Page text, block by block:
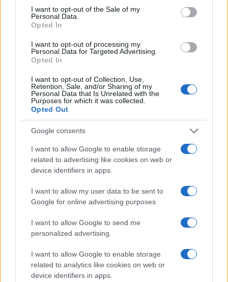
consent section.
I want to opt-out of the Sale of my
Personal Data.
Opted In
I want to opt-out of processing my
Personal Data for Targeted Advertising.
Opted In
I want to opt-out of Collection, Use,
Retention, Sale, and/or Sharing of my
Personal Data that Is Unrelated with the
Purposes for which it was collected.
Opted Out
Google consents
I want to allow Google to enable storage
related to advertising like cookies on web or
device identifiers in apps.
I want to allow my user data to be sent to
Google for online advertising purposes.
I want to allow Google to send me
personalized advertising.
I want to allow Google to enable storage
related to analytics like cookies on web or
device identifiers in apps.
Ariana Grande debutta al primo posto con Petal e
annuncia una pausa dalla vita pubblica
Letizia Fontana · 8 Ago 2026
Noemi in ospedale: il racconto della riabilitazione e il
ritorno sul palco